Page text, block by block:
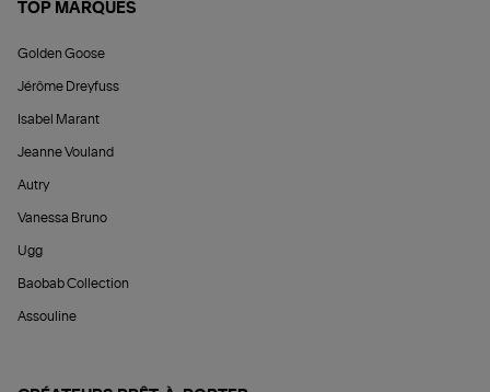
TOP MARQUES
Golden Goose
Jérôme Dreyfuss
Isabel Marant
Jeanne Vouland
Autry
Vanessa Bruno
Ugg
Baobab Collection
Assouline